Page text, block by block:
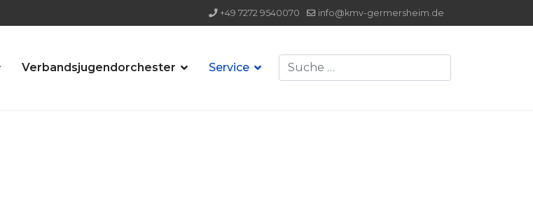
+49 7272 9540070 info@kmv-germersheim.de
Verbandsjugendorchester Service Suchen